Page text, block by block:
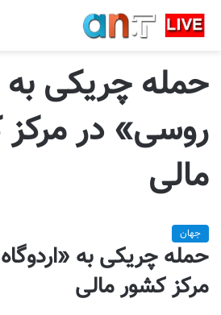
حمله چریکی به
روسی» در
مالی
جهان
حمله چریکی به
مرکز کشور مالی